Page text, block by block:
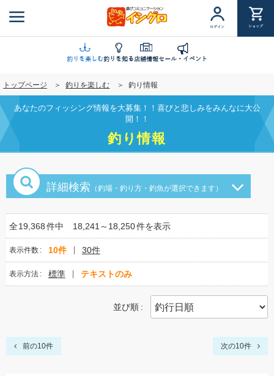
ン
に
移
動
ログイン ショップ
釣りを楽しむ釣りを知る店舗情報セール・イベント
トップページ 釣りを楽しむ 釣り情報
あなたのフィッシング情報を大募集！！喜びと悲しみをみんなに大公
開！！
釣り情報
詳細検索 （釣場・釣り方・釣魚が選択できます）
全19,368件中 18,241～18,250件を表示
表示件数 10件 30件
表示方法 標準 テキストのみ
並び順
前の10件 次の10件